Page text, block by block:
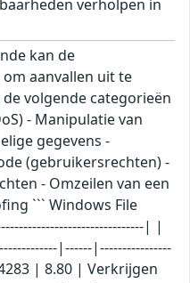
verholpen in
| Omzeilen van beveiligingsmaatregel | |----------------|------|-------------------------------------| Windows Authentication Methods: |----------------|------|-------------------------------------| | CVE-ID | CVSS | Impact | |----------------|------|-------------------------------------| | CVE-2026-25171 | 7.00 | Verkrijgen van verhoogde rechten | |----------------|------|-------------------------------------| Windows NTFS: |----------------|------|-------------------------------------| | CVE-ID | CVSS | Impact | |----------------|------|-------------------------------------| | CVE-2026-25175 | 7.80 | Verkrijgen van verhoogde rechten | |----------------|------|-------------------------------------| Windows Universal Disk Format File System Driver (UDFS): |----------------|------|-------------------------------------| | CVE-ID | CVSS | Impact | |----------------|------|-------------------------------------| | CVE-2026-23672 | 7.80 | Verkrijgen van verhoogde rechten | |----------------|------|-------------------------------------| Windows Shell Link Processing: |----------------|------|-------------------------------------| | CVE-ID | CVSS | Impact | |----------------|------|-------------------------------------| | CVE-2026-25185 | 5.30 | Voordoen als andere gebruiker | |----------------|------|-------------------------------------| Windows Routing and Remote Access Service (RRAS): |----------------|------|-------------------------------------| | CVE-ID | CVSS | Impact | |----------------|------|-------------------------------------| | CVE-2026-25172 | 8.80 | Uitvoeren van willekeurige code | | CVE-2026-25173 | 8.00 | Uitvoeren van willekeurige code | | CVE-2026-26111 | 8.80 | Uitvoeren van willekeurige code | |----------------|------|-------------------------------------| Windows Bluetooth RFCOM Protocol Driver: |----------------|------|-------------------------------------| | CVE-ID | CVSS | Impact | |----------------|------|-------------------------------------| | CVE-2026-23671 | 7.00 | Verkrijgen van verhoogde rechten | |----------------|------|-------------------------------------| Windows Extensible File Allocation: |----------------|------|-------------------------------------| | CVE-ID | CVSS | Impact | |----------------|------|-------------------------------------| | CVE-2026-25174 | 7.80 | Verkrijgen van verhoogde rechten | |----------------|------|-------------------------------------| Windows MapUrlToZone: |----------------|------|-------------------------------------| | CVE-ID | CVSS | Impact | |----------------|------|-------------------------------------| | CVE-2026-23674 | 7.50 | Omzeilen van beveiligingsmaatregel | |----------------|------|-------------------------------------| Windows Projected File System: |----------------|------|-------------------------------------| | CVE-ID | CVSS | Impact | |----------------|------|-------------------------------------| | CVE-2026-24290 | 7.80 | Verkrijgen van verhoogde rechten | |----------------|------|-------------------------------------| Windows Device Association Service: |----------------|------|-------------------------------------| | CVE-ID | CVSS | Impact | |----------------|------|-------------------------------------| | CVE-2026-24295 | 7.00 | Verkrijgen van verhoogde rechten | | CVE-2026-24296 | 7.00 | Verkrijgen van verhoogde rechten | |----------------|------|-------------------------------------| Connected Devices Platform Service (Cdpsvc): |----------------|------|------------------